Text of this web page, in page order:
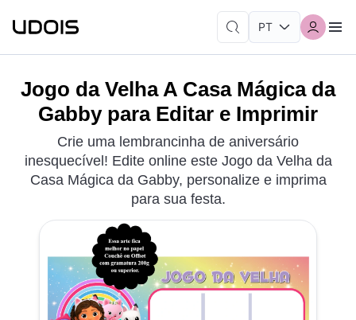
Jogo da Velha A Casa Mágica da
Gabby para Editar e Imprimir
Crie uma lembrancinha de aniversário
inesquecível! Edite online este Jogo da Velha da
Casa Mágica da Gabby, personalize e imprima
para sua festa.